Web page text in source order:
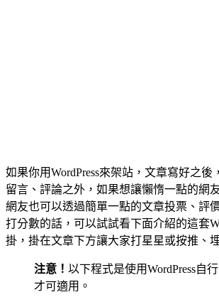
如果你用WordPress來架站，文章寫好之後
留言、評論之外，如果想讓懶惰一點的網
網友也可以透過簡單一點的文章投票、評
打分數的話，可以試試看下面介紹的這套
掛，掛在文章下方讓大家打星星或按推、
注意！ 以下程式是使用WordPress自
才可適用。